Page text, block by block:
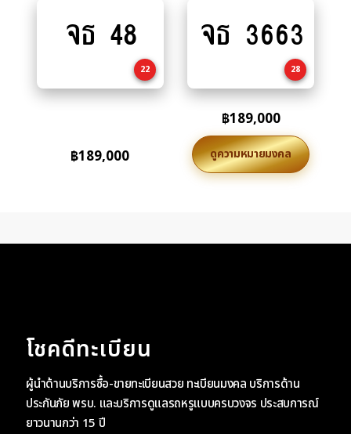
to
จธ 48
22
฿189,000
to
จธ 3663
28
฿189,000
ดูความหมายมงคล
โชคดีทะเบียน
ผู้นำด้านบริการซื้อ-ขายทะเบียนสวย ทะเบียนมงคล บริการด้าน
ประกันภัย พรบ. และบริการดูแลรถหรูแบบครบวงจร ประสบการณ์
ยาวนานกว่า 15 ปี